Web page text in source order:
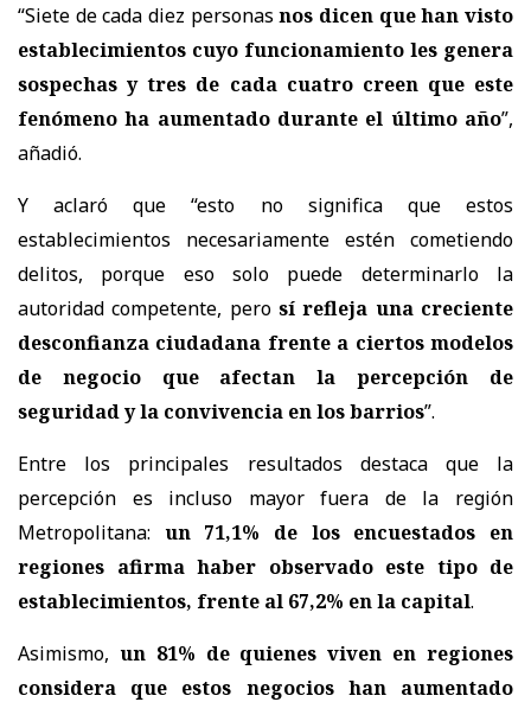
“Siete de cada diez personasnos dicen que han visto
establecimientos cuyo funcionamiento les genera
sospechas y tres de cada cuatro creen que este
fenómeno ha aumentado durante el último año”,
añadió.
Y aclaró que “esto no significa que estos
establecimientos necesariamente estén cometiendo
delitos, porque eso solo puede determinarlo la
autoridad competente, perosí refleja una creciente
desconfianza ciudadana frente a ciertos modelos
de negocio que afectan la percepción de
seguridad y la convivencia en los barrios”.
Entre los principales resultados destaca que la
percepción es incluso mayor fuera de la región
Metropolitana: un 71,1% de los encuestados en
regiones afirma haber observado este tipo de
establecimientos, frente al 67,2% en la capital.
Asimismo, un 81% de quienes viven en regiones
considera que estos negocios han aumentado